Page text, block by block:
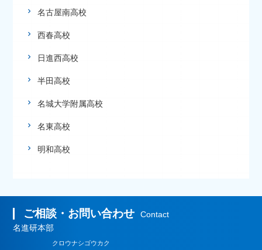
名古屋南高校
西春高校
日進西高校
半田高校
名城大学附属高校
名東高校
明和高校
ご相談・お問い合わせ
Contact
名進研本部
クロウナシゴウカク